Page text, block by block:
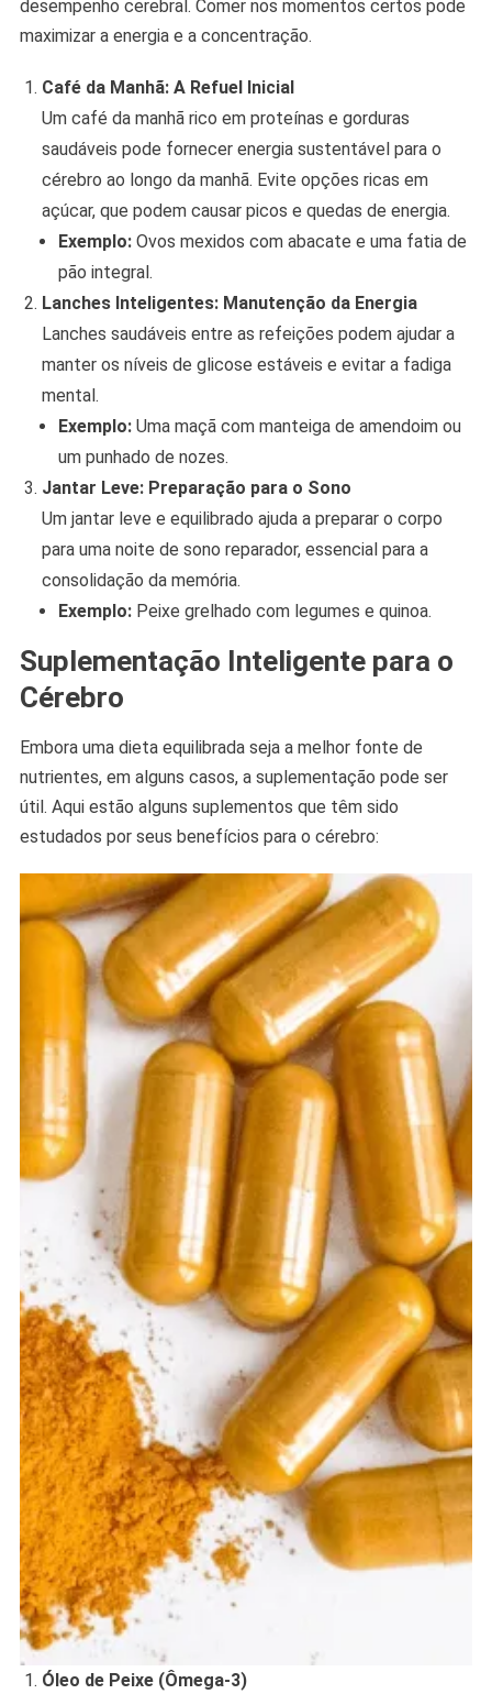
desempenho cerebral. Comer nos momentos certos pode
maximizar a energia e a concentração.
Café da Manhã: A Refuel Inicial
Um café da manhã rico em proteínas e gorduras
saudáveis pode fornecer energia sustentável para o
cérebro ao longo da manhã. Evite opções ricas em
açúcar, que podem causar picos e quedas de energia.
Exemplo:Ovos mexidos com abacate e uma fatia de
pão integral.
Lanches Inteligentes: Manutenção da Energia
Lanches saudáveis entre as refeições podem ajudar a
manter os níveis de glicose estáveis e evitar a fadiga
mental.
Exemplo:Uma maçã com manteiga de amendoim ou
um punhado de nozes.
Jantar Leve: Preparação para o Sono
Um jantar leve e equilibrado ajuda a preparar o corpo
para uma noite de sono reparador, essencial para a
consolidação da memória.
Exemplo:Peixe grelhado com legumes e quinoa.
Suplementação Inteligente para o
Cérebro
Embora uma dieta equilibrada seja a melhor fonte de
nutrientes, em alguns casos, a suplementação pode ser
útil. Aqui estão alguns suplementos que têm sido
estudados por seus benefícios para o cérebro:
Óleo de Peixe (Ômega-3)